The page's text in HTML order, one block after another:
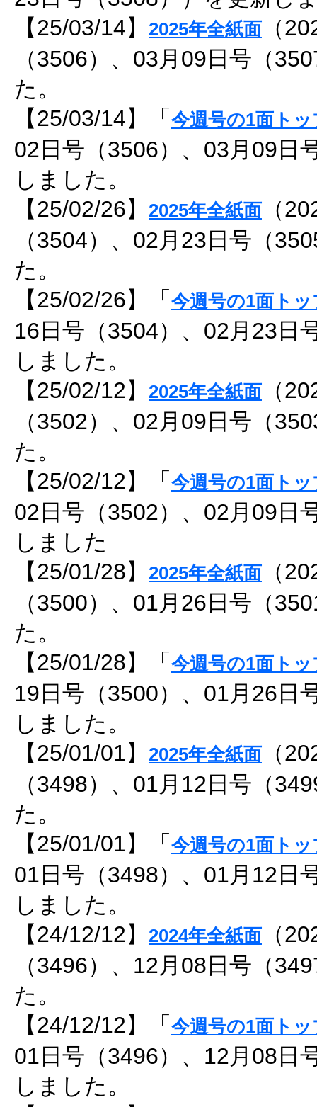
【25/03/14】 2025年全紙面 （
（3506）、03月09日号（
た。
【25/03/14】「 今週号の1面トッ
02日号（3506）、03月09日
しました。
【25/02/26】 2025年全紙面 （
（3504）、02月23日号（
た。
【25/02/26】「 今週号の1面トッ
16日号（3504）、02月23日
しました。
【25/02/12】 2025年全紙面 （
（3502）、02月09日号（
た。
【25/02/12】「 今週号の1面トッ
02日号（3502）、02月09日
しました
【25/01/28】 2025年全紙面 （
（3500）、01月26日号（
た。
【25/01/28】「 今週号の1面トッ
19日号（3500）、01月26日
しました。
【25/01/01】 2025年全紙面 （
（3498）、01月12日号（
た。
【25/01/01】「 今週号の1面トッ
01日号（3498）、01月12日
しました。
【24/12/12】 2024年全紙面 （
（3496）、12月08日号（
た。
【24/12/12】「 今週号の1面トッ
01日号（3496）、12月08日
しました。